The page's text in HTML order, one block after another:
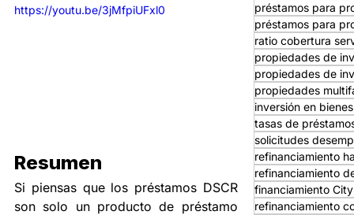
https://youtu.be/3jMfpiUFxl0
Resumen
Si piensas que los préstamos DSCR
son solo un producto de préstamo
préstamos para
préstamos para
ratio cobertura
propiedades de
propiedades de
propiedades
inversión en
tasas de
solicitudes
refinanciamiento
refinanciamiento
financiamiento
refinanciamiento